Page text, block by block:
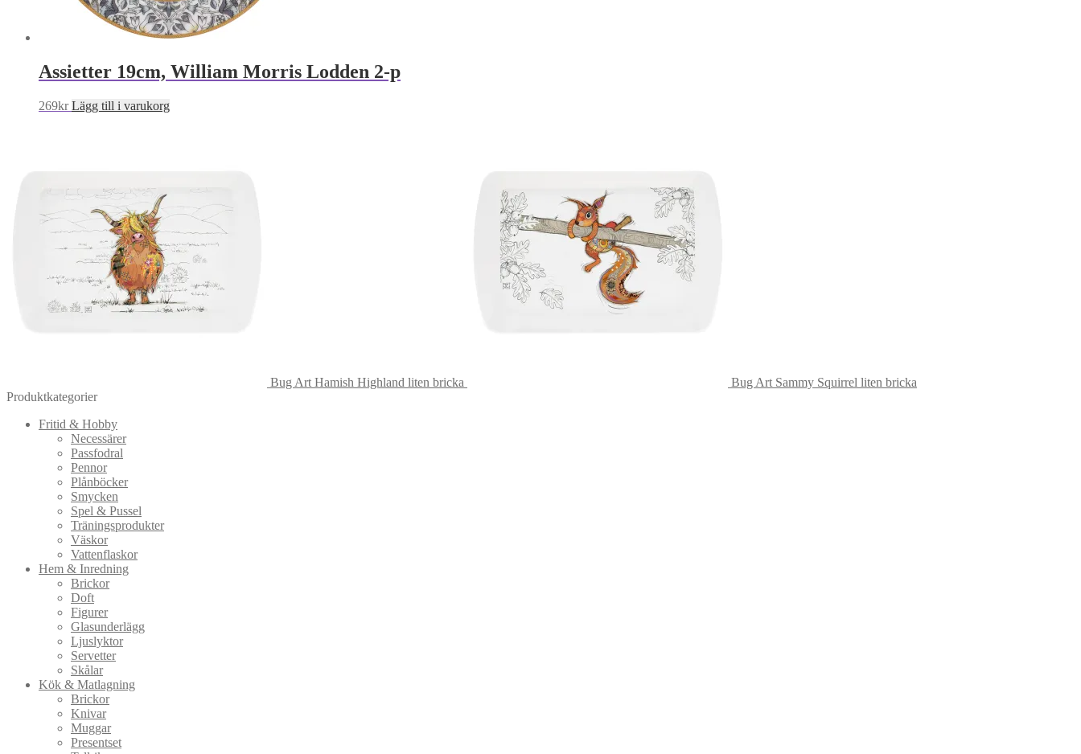
Assietter 19cm, William Morris Lodden 2-p
269kr Lägg till i varukorg
Bug Art Hamish Highland liten bricka
Bug Art Sammy Squirrel liten bricka
Produktkategorier
Fritid & Hobby
Necessärer
Passfodral
Pennor
Plånböcker
Smycken
Spel & Pussel
Träningsprodukter
Väskor
Vattenflaskor
Hem & Inredning
Brickor
Doft
Figurer
Glasunderlägg
Ljuslyktor
Servetter
Skålar
Kök & Matlagning
Brickor
Knivar
Muggar
Presentset